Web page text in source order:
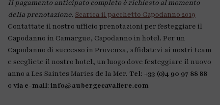
Il pagamento anticipato completo è richiesto al momento
della prenotazione. Scarica il pacchetto Capodanno 2019
Contattate il nostro ufficio prenotazioni per festeggiare il
Capodanno in Camargue, Capodanno in hotel. Per un
Capodanno di successo in Provenza, affidatevi ai nostri team
e scegliete il nostro hotel, un luogo dove festeggiare il nuovo
anno a Les Saintes Maries de la Mer. Tel: +33 (0)4 90 97 88 88
o via e-mail: info@aubergecavaliere.com